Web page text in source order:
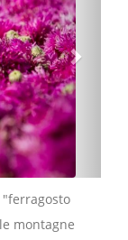
montagne